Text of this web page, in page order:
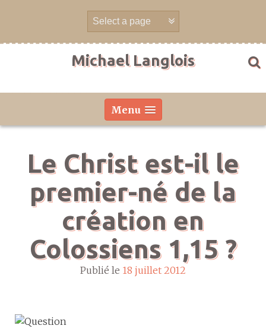
Michael Langlois
Menu
Le Christ est-il le
premier-né de la
création en
Colossiens 1,15 ?
Publié le 18 juillet 2012